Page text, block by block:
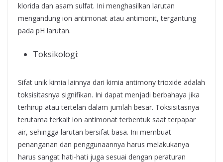
klorida dan asam sulfat. Ini menghasilkan larutan
mengandung ion antimonat atau antimonit, tergantung
pada pH larutan.
Toksikologi:
Sifat unik kimia lainnya dari kimia antimony trioxide adalah
toksisitasnya signifikan. Ini dapat menjadi berbahaya jika
terhirup atau tertelan dalam jumlah besar. Toksisitasnya
terutama terkait ion antimonat terbentuk saat terpapar
air, sehingga larutan bersifat basa. Ini membuat
penanganan dan penggunaannya harus melakukanya
harus sangat hati-hati juga sesuai dengan peraturan